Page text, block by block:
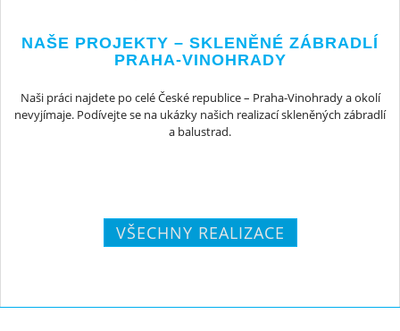
NAŠE PROJEKTY – SKLENĚNÉ ZÁBRADLÍ
PRAHA-VINOHRADY
Naši práci najdete po celé České republice – Praha-Vinohrady a okolí
nevyjímaje. Podívejte se na ukázky našich realizací skleněných zábradlí
a balustrad.
VŠECHNY REALIZACE